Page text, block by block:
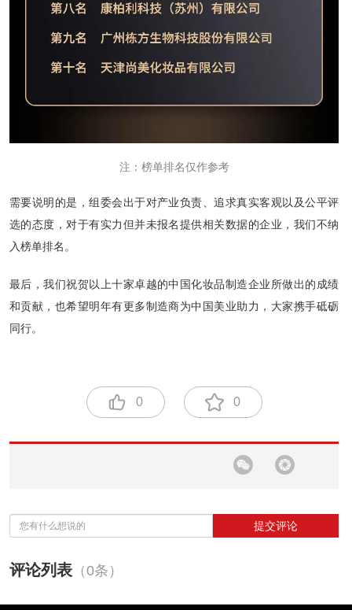
注：榜单排名仅作参考
需要说明的是，组委会出于对产业负责、追求真实客观以及公平评
选的态度，对于有实力但并未报名提供相关数据的企业，我们不纳
入榜单排名。
最后，我们祝贺以上十家卓越的中国化妆品制造企业所做出的成绩
和贡献，也希望明年有更多制造商为中国美业助力，大家携手砥砺
同行。
0 0
提交评论
评论列表 （0条）